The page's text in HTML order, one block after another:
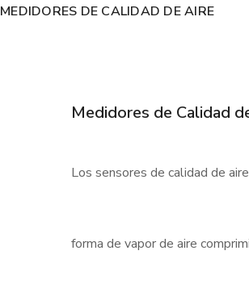
MEDIDORES DE CALIDAD DE AIRE
Medidores de Calidad
Los sensores de calidad de
forma de vapor de aire